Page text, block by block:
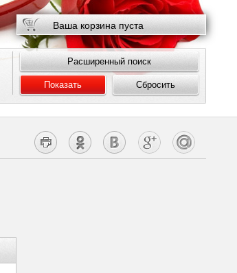
Ваша корзина пуста
Расширенный поиск
Показать Сбросить